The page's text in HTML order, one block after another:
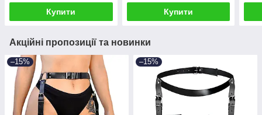
Купити Купити
Акційні пропозиції та новинки
–15% –15%